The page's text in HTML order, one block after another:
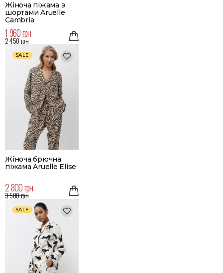
Жіноча піжама з
шортами Aruelle
Cambria
1 960 грн
2 450 грн
SALE
Жіноча брючна
піжама Aruelle Elise
2 800 грн
3 500 грн
SALE